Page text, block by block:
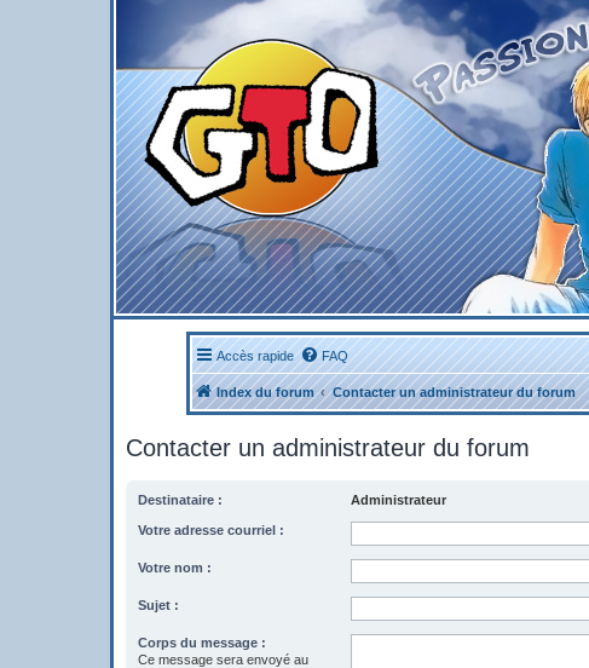
Accès rapide FAQ
Index du forum Contacter un administrateur du forum
Contacter un administrateur du forum
Destinataire : Administrateur
Votre adresse courriel :
Votre nom :
Sujet :
Corps du message :
Ce message sera envoyé au